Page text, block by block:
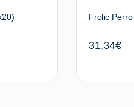
Frolic
31,34€